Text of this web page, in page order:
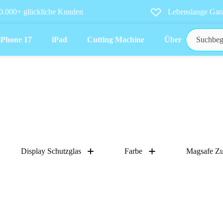
glückliche Kunden Lebenslange
17 iPad Cutting Machine Über uns
Display Schutzglas Farbe Magsafe